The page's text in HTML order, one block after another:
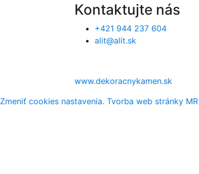
Kontaktujte nás
+421 944 237 604
alit@alit.sk
www.dekoracnykamen.sk
Zmeniť cookies nastavenia. Tvorba web stránky